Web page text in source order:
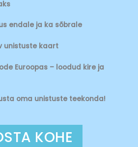
endale ja ka sõbrale
unistuste kaart
Euroopas – loodud kire ja
oma unistuste teekonda!
KOHE